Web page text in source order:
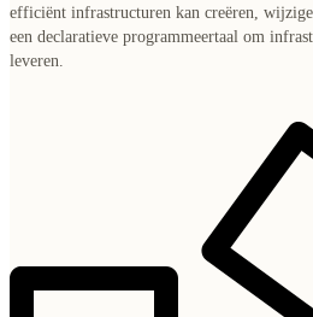
efficiënt infrastructuren kan creëren,
een declaratieve programmeertaal om
leveren.